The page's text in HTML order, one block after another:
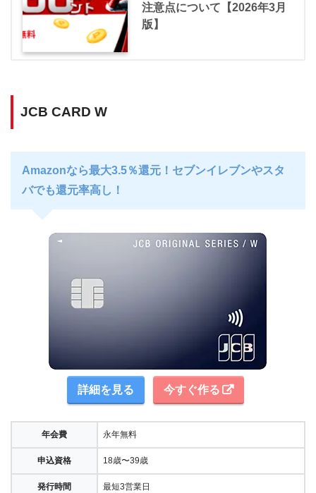
注意点について【2026年3月
版】
JCB CARD W
Amazonなら最大3.5％還元！セブンイレブンやスタ
バでも還元率高し！
詳細を見る 今すぐ作る
年会費 永年無料
申込資格 18歳〜39歳
発行時間 最短3営業日